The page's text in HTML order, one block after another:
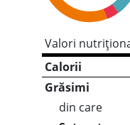
Valori
Calorii
Grăsimi
din care